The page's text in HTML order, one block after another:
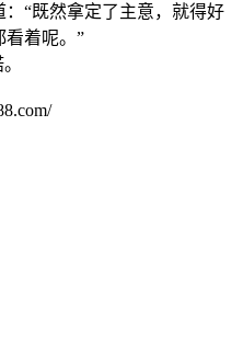
“既然拿定了主意，就得好
看着呢。”